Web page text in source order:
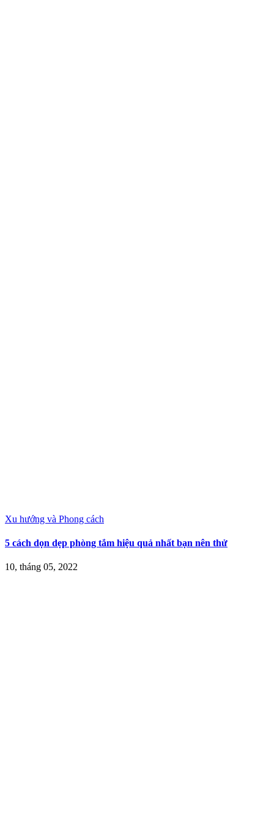
Xu hướng và Phong cách
5 cách dọn dẹp phòng tắm hiệu quả nhất bạn nên thử
10, tháng 05, 2022